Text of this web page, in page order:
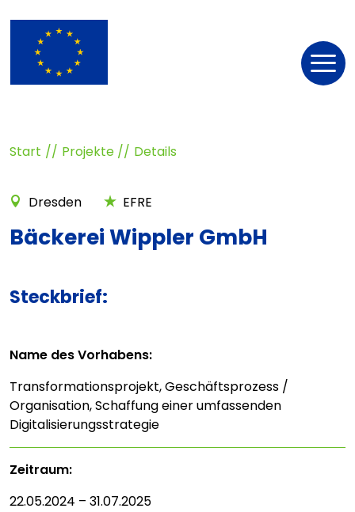
Start Projekte Details
Dresden EFRE
Bäckerei Wippler GmbH
Steckbrief:
Name des Vorhabens:
Transformationsprojekt, Geschäftsprozess /
Organisation, Schaffung einer umfassenden
Digitalisierungsstrategie
Zeitraum:
22.05.2024 – 31.07.2025